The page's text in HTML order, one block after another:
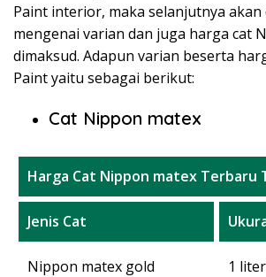
Paint interior, maka selanjutnya akan
mengenai varian dan juga harga cat
dimaksud. Adapun varian beserta
Paint yaitu sebagai berikut:
Cat Nippon matex
Harga Cat Nippon matex Terbaru
Jenis Cat
Nippon matex gold 1 liter